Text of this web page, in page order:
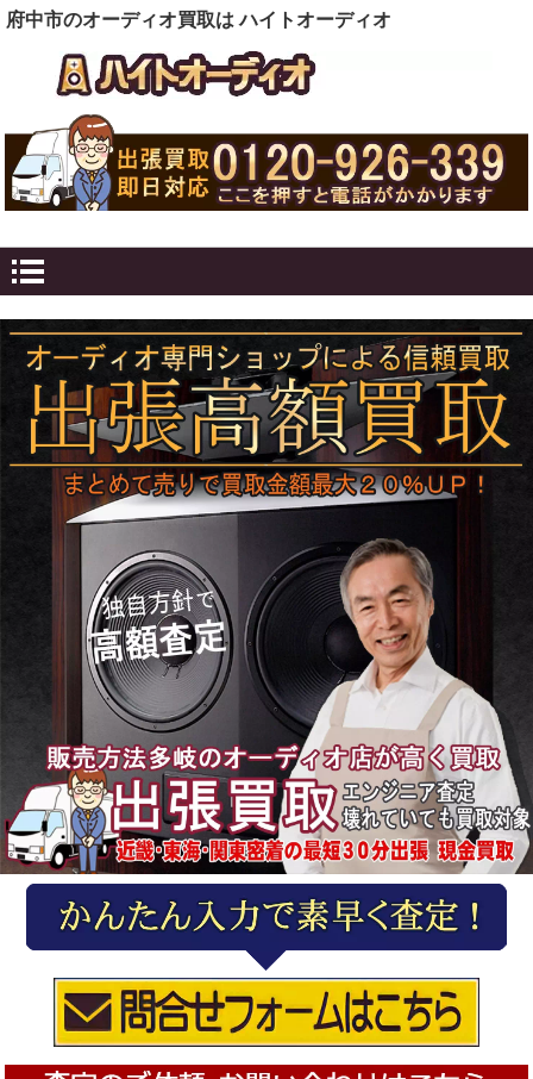
府中市のオーディオ買取は ハイトオーディオ